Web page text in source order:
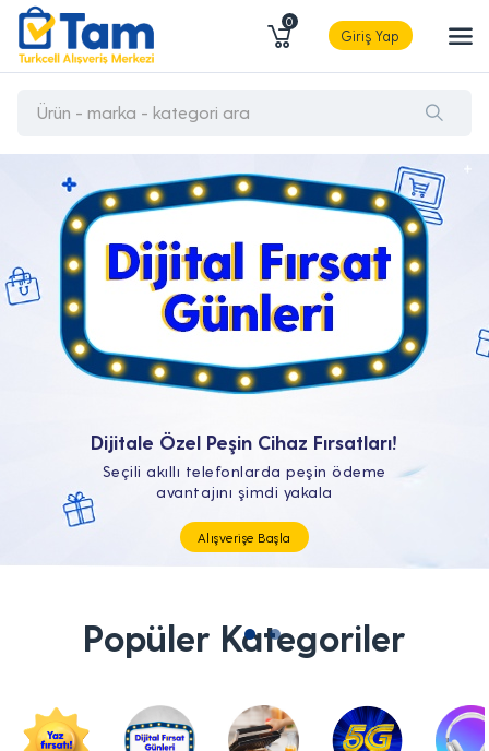
0
Giriş Yap
Tüm Teknolojik İhtiyaçların Tam'da
Popüler Kategoriler